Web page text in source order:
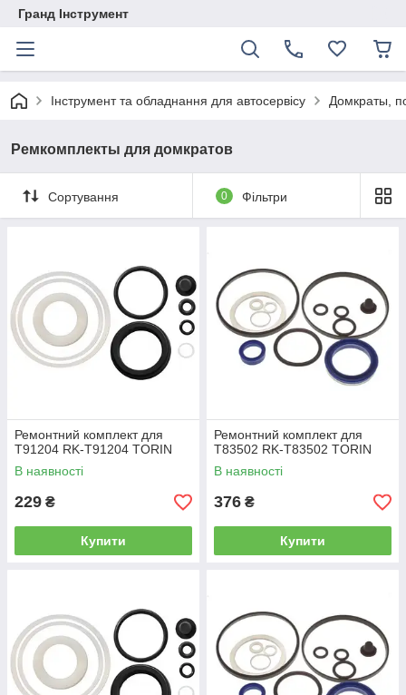
Гранд Інструмент
Інструмент та обладнання для автосервісу Домкраты,
Ремкомплекты для домкратов
Сортування 0 Фільтри
Ремонтний комплект для
T91204 RK-T91204 TORIN
В наявності
229 ₴
Купити
Ремонтний комплект для
T83502 RK-T83502 TORIN
В наявності
376 ₴
Купити